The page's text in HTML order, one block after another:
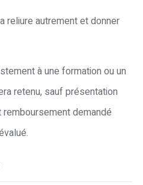
reliure autrement et donner
à une formation ou un
retenu, sauf présentation
remboursement demandé